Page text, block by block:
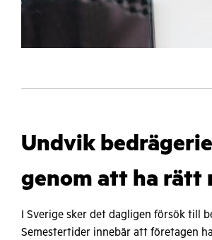
Undvik
genom att ha rätt
I Sverige sker det dagligen försök till
Semestertider innebär att företagen